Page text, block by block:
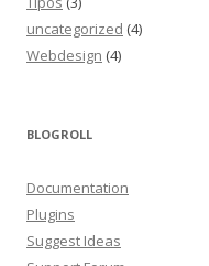
uncategorized (4)
Webdesign (4)
BLOGROLL
Documentation
Plugins
Suggest Ideas